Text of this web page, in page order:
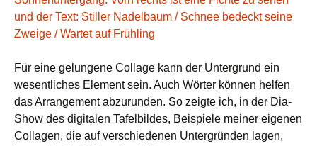
Für eine gelungene Collage kann der Untergrund ein
wesentliches Element sein. Auch Wörter können helfen
das Arrangement abzurunden. So zeigte ich, in der Dia-
Show des digitalen Tafelbildes, Beispiele meiner eigenen
Collagen, die auf verschiedenen Untergründen lagen,